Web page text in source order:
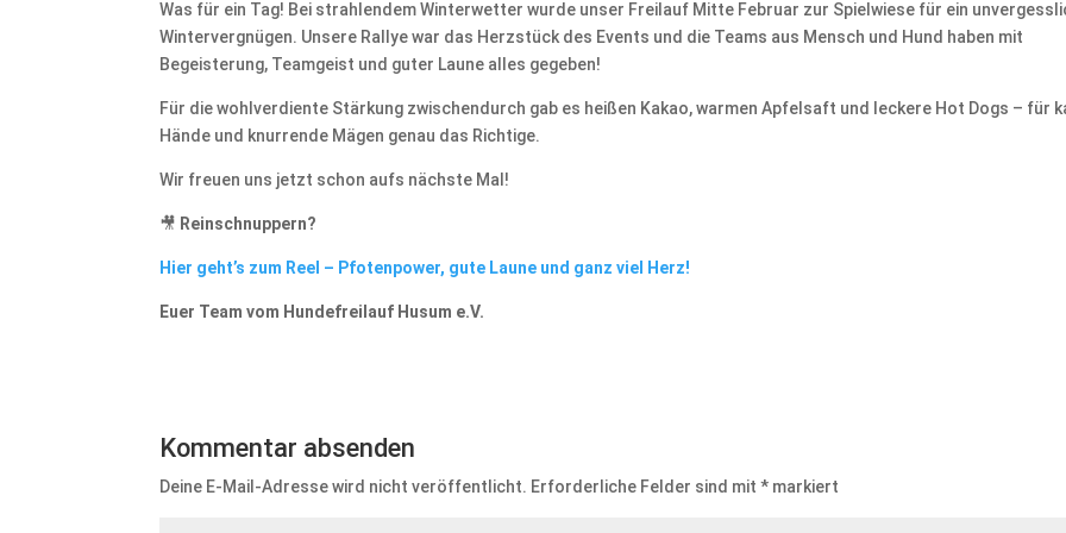
Was für ein Tag! Bei strahlendem Winterwetter wurde unser Freilauf Mitte Februar zur Spielwiese für ein
Wintervergnügen. Unsere Rallye war das Herzstück des Events und die Teams aus Mensch und Hund haben mit
Begeisterung, Teamgeist und guter Laune alles gegeben!
Für die wohlverdiente Stärkung zwischendurch gab es heißen Kakao, warmen Apfelsaft und leckere Hot Dogs – für
Hände und knurrende Mägen genau das Richtige.
Wir freuen uns jetzt schon aufs nächste Mal!
🎥 Reinschnuppern?
Hier geht’s zum Reel – Pfotenpower, gute Laune und ganz viel Herz!
Euer Team vom Hundefreilauf Husum e.V.
Kommentar absenden
Deine E-Mail-Adresse wird nicht veröffentlicht. Erforderliche Felder sind mit* markiert